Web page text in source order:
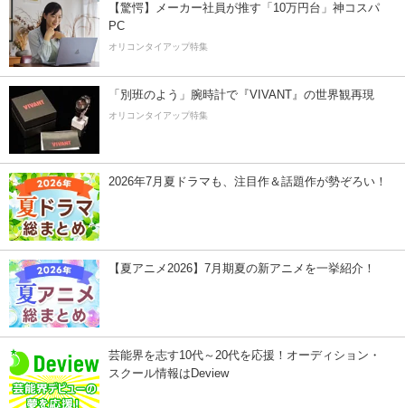
【驚愕】メーカー社員が推す「10万円台」神コスパ
PC
オリコンタイアップ特集
「別班のよう」腕時計で『VIVANT』の世界観再現
オリコンタイアップ特集
2026年7月夏ドラマも、注目作＆話題作が勢ぞろい！
【夏アニメ2026】7月期夏の新アニメを一挙紹介！
芸能界を志す10代～20代を応援！オーディション・
スクール情報はDeview